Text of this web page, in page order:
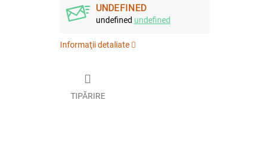
UNDEFINED
undefined undefined
Informaţii detaliate
TIPĂRIRE